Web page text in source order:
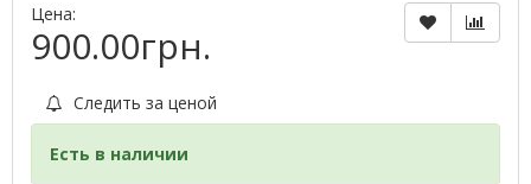
Цена:
900.00грн.
Следить за ценой
Есть в наличии